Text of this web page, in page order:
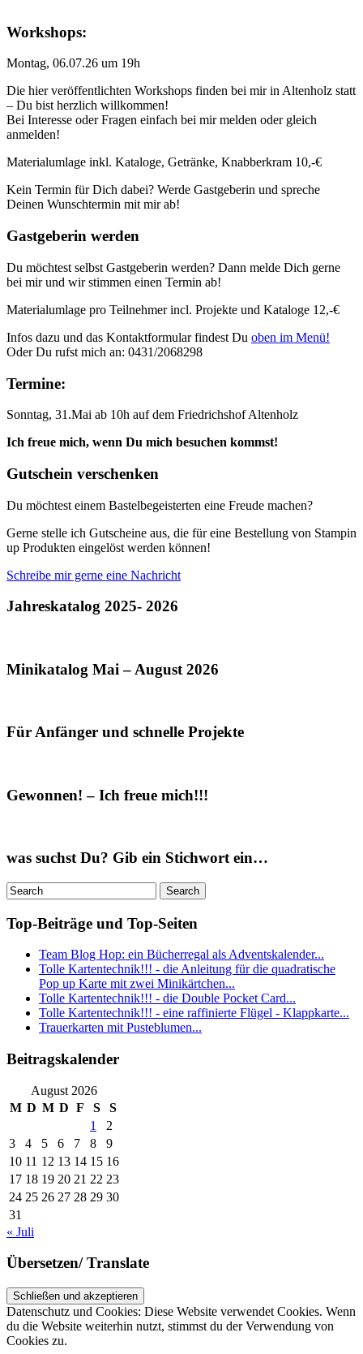
Workshops:
Montag, 06.07.26 um 19h
Die hier veröffentlichten Workshops finden bei mir in Altenholz statt
– Du bist herzlich willkommen!
Bei Interesse oder Fragen einfach bei mir melden oder gleich
anmelden!
Materialumlage inkl. Kataloge, Getränke, Knabberkram 10,-€
Kein Termin für Dich dabei? Werde Gastgeberin und spreche
Deinen Wunschtermin mit mir ab!
Gastgeberin werden
Du möchtest selbst Gastgeberin werden? Dann melde Dich gerne
bei mir und wir stimmen einen Termin ab!
Materialumlage pro Teilnehmer incl. Projekte und Kataloge 12,-€
Infos dazu und das Kontaktformular findest Du oben im Menü!
Oder Du rufst mich an: 0431/2068298
Termine:
Sonntag, 31.Mai ab 10h auf dem Friedrichshof Altenholz
Ich freue mich, wenn Du mich besuchen kommst!
Gutschein verschenken
Du möchtest einem Bastelbegeisterten eine Freude machen?
Gerne stelle ich Gutscheine aus, die für eine Bestellung von Stampin
up Produkten eingelöst werden können!
Schreibe mir gerne eine Nachricht
Jahreskatalog 2025- 2026
Minikatalog Mai – August 2026
Für Anfänger und schnelle Projekte
Gewonnen! – Ich freue mich!!!
was suchst Du? Gib ein Stichwort ein…
Top-Beiträge und Top-Seiten
Team Blog Hop: ein Bücherregal als Adventskalender...
Tolle Kartentechnik!!! - die Anleitung für die quadratische
Pop up Karte mit zwei Minikärtchen...
Tolle Kartentechnik!!! - die Double Pocket Card...
Tolle Kartentechnik!!! - eine raffinierte Flügel - Klappkarte...
Trauerkarten mit Pusteblumen...
Beitragskalender
August 2026
M D M D F S
S
1
2
3
4 5 6 7 8
9
10 11 12 13 14 15 16
17 18 19 20 21 22 23
24 25 26 27 28 29 30
31
« Juli
Übersetzen/ Translate
Datenschutz und Cookies: Diese Website verwendet Cookies. Wenn
du die Website weiterhin nutzt, stimmst du der Verwendung von
Cookies zu.